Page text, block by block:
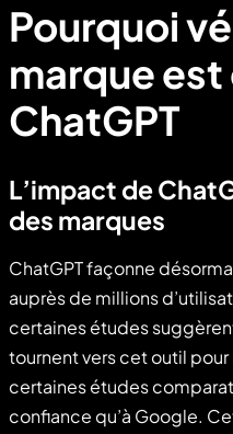
Pourquoi
marque
ChatGPT
L’impact de
des marques
ChatGPT façonne
auprès de millions
certaines études
tournent vers cet outil
certaines études
confiance qu’à Google.